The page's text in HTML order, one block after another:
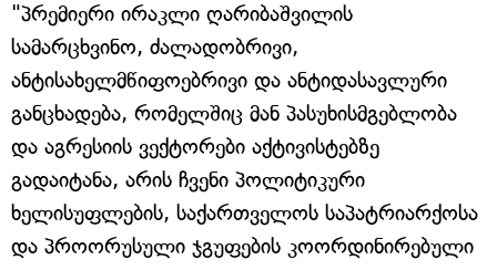
"პრემიერი ირაკლი ღარიბაშვილის
სამარცხვინო, ძალადობრივი,
ანტისახელმწიფოებრივი და ანტიდასავლური
განცხადება, რომელშიც მან პასუხისმგებლობა
და აგრესიის ვექტორები აქტივისტებზე
გადაიტანა, არის ჩვენი პოლიტიკური
ხელისუფლების, საქართველოს საპატრიარქოსა
და პროორუსული ჯგუფების კოორდინირებული